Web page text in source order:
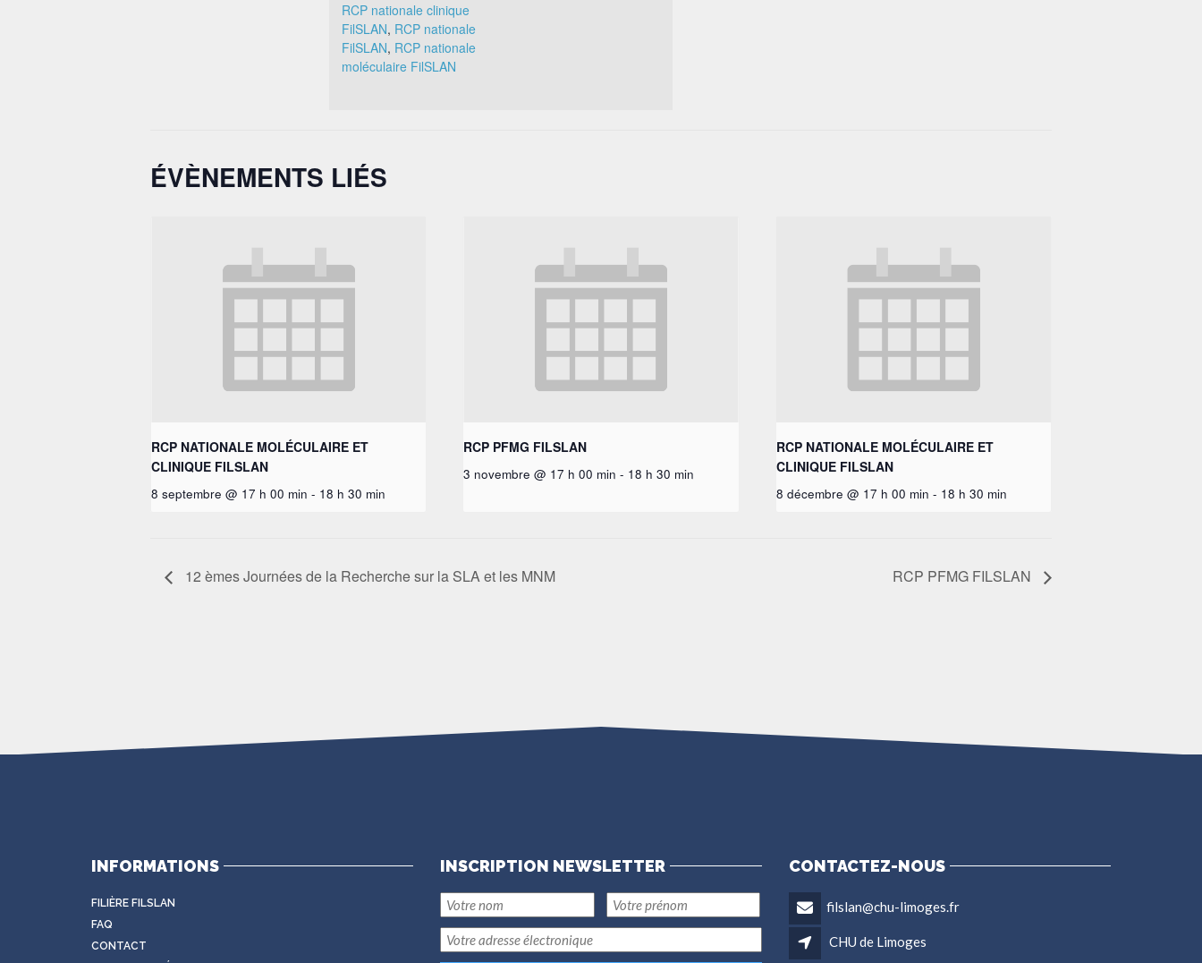
RCP nationale clinique
FilSLAN, RCP nationale
FilSLAN, RCP nationale
moléculaire FilSLAN
ÉVÈNEMENTS LIÉS
RCP NATIONALE MOLÉCULAIRE ET
CLINIQUE FILSLAN
8 septembre @ 17 h 00 min - 18 h 30 min
RCP PFMG FILSLAN
3 novembre @ 17 h 00 min - 18 h 30 min
RCP NATIONALE MOLÉCULAIRE ET
CLINIQUE FILSLAN
8 décembre @ 17 h 00 min - 18 h 30 min
12 èmes Journées de la Recherche sur la SLA et les MNM RCP PFMG FILSLAN
INFORMATIONS
FILIÈRE FILSLAN
FAQ
CONTACT
INSCRIPTION NEWSLETTER CONTACTEZ-NOUS
filslan@chu-limoges.fr
CHU de Limoges